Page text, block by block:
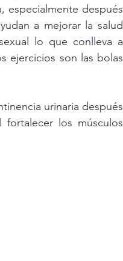
especialmente después
a mejorar la salud
ejercicios son las bolas
urinaria después
los músculos